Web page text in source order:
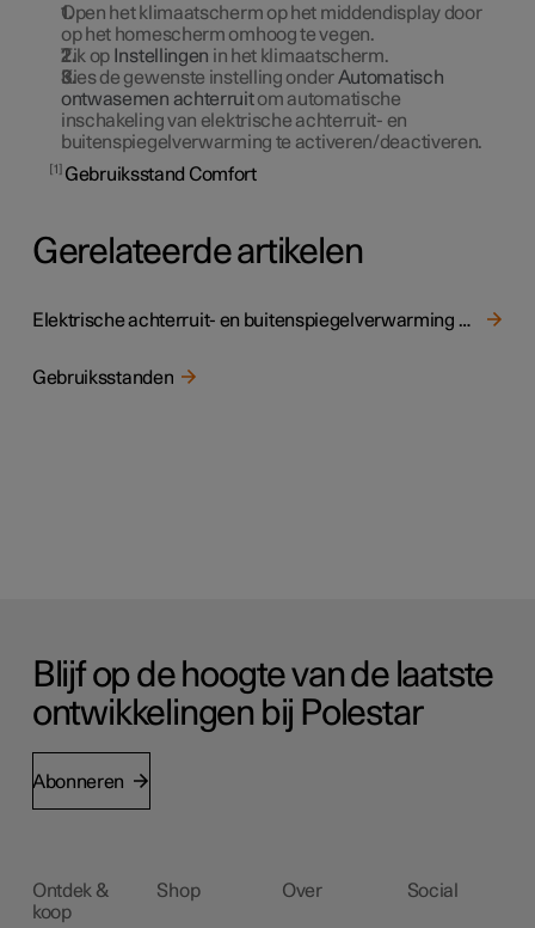
Open het klimaatscherm op het middendisplay door
op het homescherm omhoog te vegen.
Tik op Instellingen in het klimaatscherm.
Kies de gewenste instelling onderAutomatisch
ontwasemen achterruitom automatische
inschakeling van elektrische achterruit- en
buitenspiegelverwarming te activeren/deactiveren.
1 Gebruiksstand Comfort
Gerelateerde artikelen
Elektrische achterruit- en buitenspiegelverwarming activeren en deactiveren
Gebruiksstanden
Blijf op de hoogte van de laatste
ontwikkelingen bij Polestar
Abonneren
Ontdek &
koop
Shop Over Social